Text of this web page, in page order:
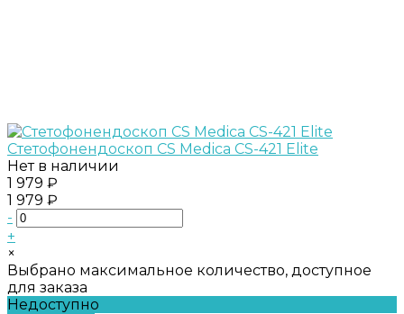
Стетофонендоскоп CS Medica CS-421 Elite
Нет в наличии
1 979 ₽
1 979 ₽
-
+
×
Выбрано максимальное количество, доступное
для заказа
Недоступно